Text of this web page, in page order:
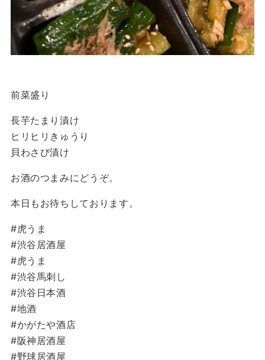
前菜盛り
長芋たまり漬け
ヒリヒリきゅうり
貝わさび漬け
お酒のつまみにどうぞ。
本日もお待ちしております。
#虎うま
#渋谷居酒屋
#虎うま
#渋谷馬刺し
#渋谷日本酒
#地酒
#かがたや酒店
#阪神居酒屋
#野球居酒屋